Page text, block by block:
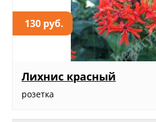
130 руб.
Лихнис красный
розетка